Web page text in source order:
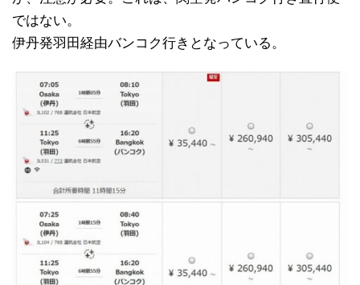
ではない。
伊丹発羽田経由バンコク行きとなっている。